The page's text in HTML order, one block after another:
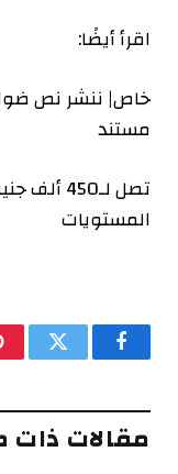
اقرأ أيضًا:
مستند
المستويات
فيسبوكتويتر
مقالات ذات